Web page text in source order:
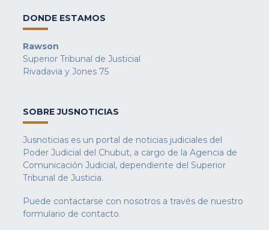
DONDE ESTAMOS
Rawson
Superior Tribunal de Justicial
Rivadavia y Jones 75
SOBRE JUSNOTICIAS
Jusnoticias es un portal de noticias judiciales del
Poder Judicial del Chubut, a cargo de la Agencia de
Comunicación Judicial, dependiente del Superior
Tribunal de Justicia.
Puede contactarse con nosotros a través de nuestro
formulario de contacto.